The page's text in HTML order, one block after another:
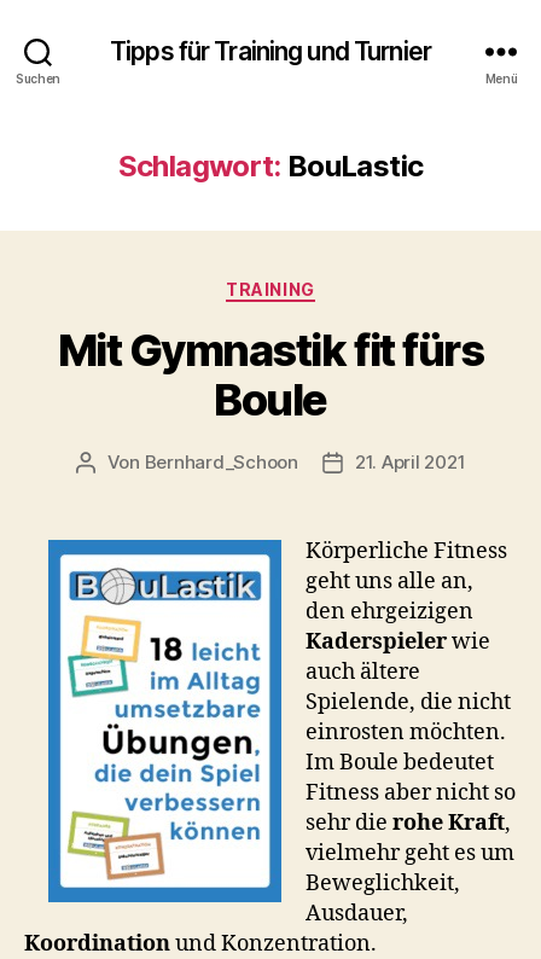
Suchen
Tipps für Training und Turnier
Menü
Schlagwort: BouLastic
Kategorien
TRAINING
Mit Gymnastik fit fürs
Boule
Beitragsautor
Von Bernhard_Schoon Veröffentlichungsdatum
21. April 2021
Körperliche Fitness
geht uns alle an,
den ehrgeizigen
Kaderspielerwie
auch ältere
Spielende, die nicht
einrosten möchten.
Im Boule bedeutet
Fitness aber nicht so
sehr die rohe Kraft,
vielmehr geht es um
Beweglichkeit,
Ausdauer,
Koordinationund Konzentration.